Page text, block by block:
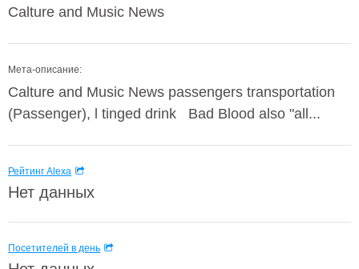
Calture and Music News
Мета-описание:
Calture and Music News passengers transportation
(Passenger), l tinged drink Bad Blood also "all...
Рейтинг Alexa
Нет данных
Посетителей в день